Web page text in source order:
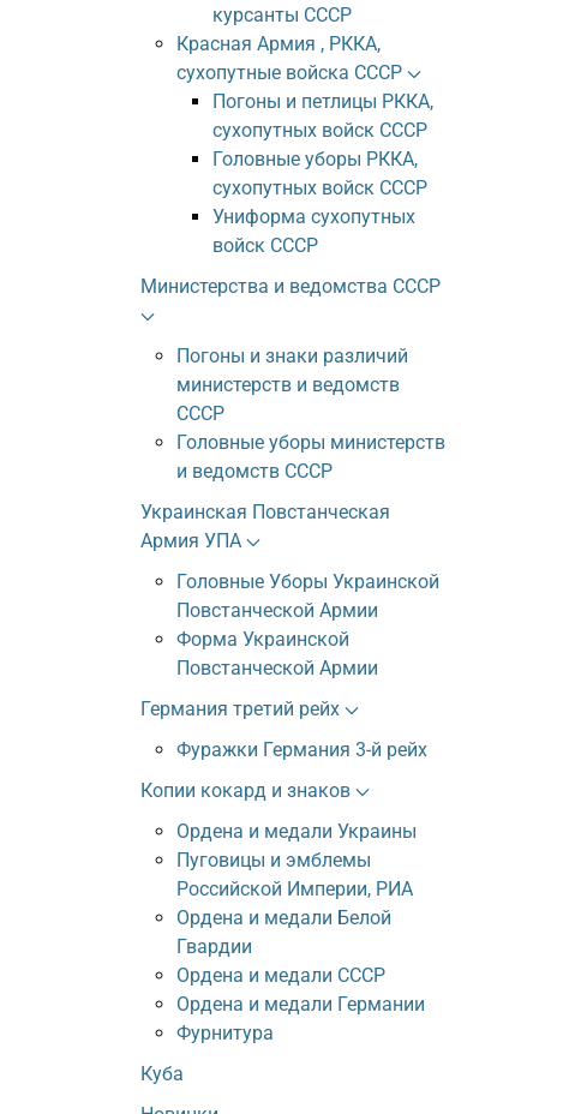
курсанты СССР
Красная Армия , РККА,
сухопутные войска СССР
Погоны и петлицы РККА,
сухопутных войск СССР
Головные уборы РККА,
сухопутных войск СССР
Униформа сухопутных
войск СССР
Министерства и ведомства СССР
Погоны и знаки различий
министерств и ведомств
СССР
Головные уборы министерств
и ведомств СССР
Украинская Повстанческая
Армия УПА
Головные Уборы Украинской
Повстанческой Армии
Форма Украинской
Повстанческой Армии
Германия третий рейх
Фуражки Германия 3-й рейх
Копии кокард и знаков
Ордена и медали Украины
Пуговицы и эмблемы
Российской Империи, РИА
Ордена и медали Белой
Гвардии
Ордена и медали СССР
Ордена и медали Германии
Фурнитура
Куба